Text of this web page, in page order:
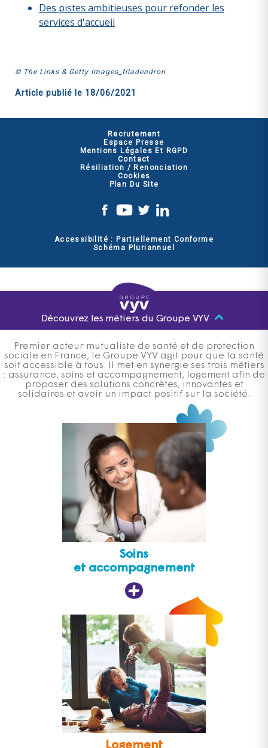
Des pistes ambitieuses pour refonder les
services d'accueil
© The Links & Getty Images_filadendron
Article publié le 18/06/2021
Recrutement
Espace Presse
Mentions Légales Et RGPD
Contact
Résiliation / Renonciation
Cookies
Plan Du Site
Accessibilité : Partiellement Conforme
Schéma Pluriannuel
Découvrez les métiers du Groupe VYV
Premier acteur mutualiste de santé et de protection
sociale en France, le Groupe VYV agit pour que la santé
soit accessible à tous. Il met en synergie ses trois métiers
: assurance, soins et accompagnement, logement afin de
proposer des solutions concrètes, innovantes et
solidaires et avoir un impact positif sur la société.
Soins
et accompagnement